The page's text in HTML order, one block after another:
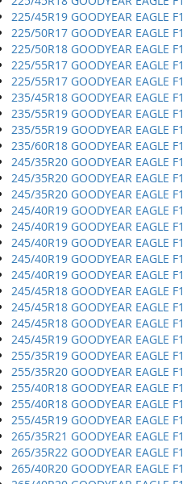
225/45R19 GOODYEAR EAGLE
225/50R17 GOODYEAR EAGLE
225/50R18 GOODYEAR EAGLE
225/55R17 GOODYEAR EAGLE
225/55R17 GOODYEAR EAGLE
235/45R18 GOODYEAR EAGLE
235/55R19 GOODYEAR EAGLE
235/55R19 GOODYEAR EAGLE
235/60R18 GOODYEAR EAGLE
245/35R20 GOODYEAR EAGLE
245/35R20 GOODYEAR EAGLE
245/35R20 GOODYEAR EAGLE
245/40R19 GOODYEAR EAGLE
245/40R19 GOODYEAR EAGLE
245/40R19 GOODYEAR EAGLE
245/40R19 GOODYEAR EAGLE
245/40R19 GOODYEAR EAGLE
245/45R18 GOODYEAR EAGLE
245/45R18 GOODYEAR EAGLE
245/45R18 GOODYEAR EAGLE
245/45R19 GOODYEAR EAGLE
255/35R19 GOODYEAR EAGLE
255/35R20 GOODYEAR EAGLE
255/40R18 GOODYEAR EAGLE
255/40R18 GOODYEAR EAGLE
255/45R19 GOODYEAR EAGLE
265/35R21 GOODYEAR EAGLE
265/35R22 GOODYEAR EAGLE
265/40R20 GOODYEAR EAGLE